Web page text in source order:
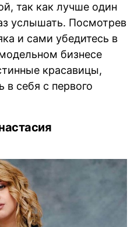
так как лучше один
услышать. Посмотрев
и сами убедитесь в
бизнесе
красавицы,
в себя с первого